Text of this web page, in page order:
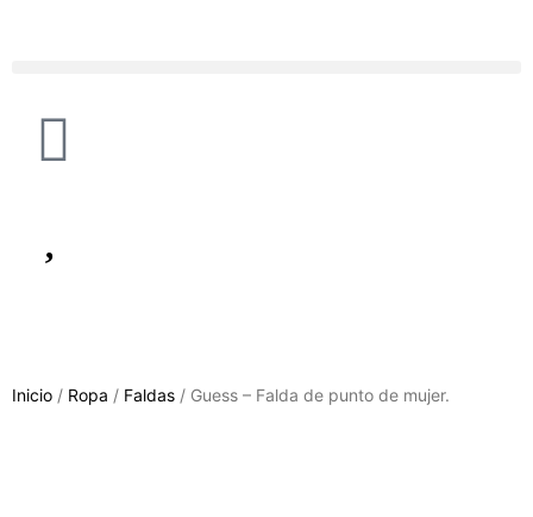
Inicio / Ropa / Faldas / Guess – Falda de punto de mujer.